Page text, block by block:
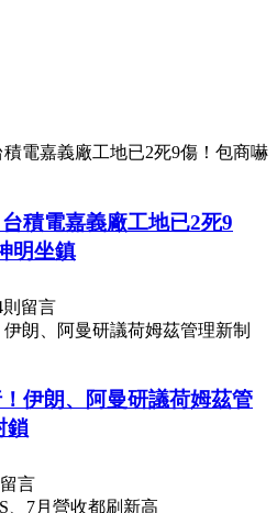
積電嘉義廠工地已2死9
明坐鎮
則留言
伊朗、阿曼研議荷姆茲管
鎖
言